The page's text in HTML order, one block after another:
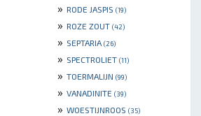
» RODE JASPIS (19)
» ROZE ZOUT (42)
» SEPTARIA (26)
» SPECTROLIET (11)
» TOERMALIJN (99)
» VANADINITE (39)
» WOESTIJNROOS (35)